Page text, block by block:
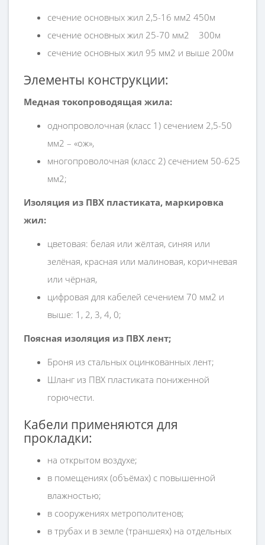
сечение основных жил 2,5-16 мм2 450м
сечение основных жил 25-70 мм2
300м
сечение основных жил 95 мм2 и выше 200м
Элементы конструкции:
Медная токопроводящая жила:
однопроволочная (класс 1) сечением 2,5-50
мм2 – «ож»,
многопроволочная (класс 2) сечением 50-625
мм2;
Изоляция из ПВХ пластиката, маркировка
жил:
цветовая: белая или жёлтая, синяя или
зелёная, красная или малиновая, коричневая
или чёрная,
цифровая для кабелей сечением 70 мм2 и
выше: 1, 2, 3, 4, 0;
Поясная изоляция из ПВХ лент;
Броня из стальных оцинкованных лент;
Шланг из ПВХ пластиката пониженной
горючести.
Кабели применяются для
прокладки:
на открытом воздухе;
в помещениях (объёмах) с повышенной
влажностью;
в сооружениях метрополитенов;
в трубах и в земле (траншеях) на отдельных